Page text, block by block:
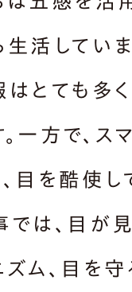
生活してい
はとても多
一方で、ス
目を酷使し
は、目が
ズム、目を